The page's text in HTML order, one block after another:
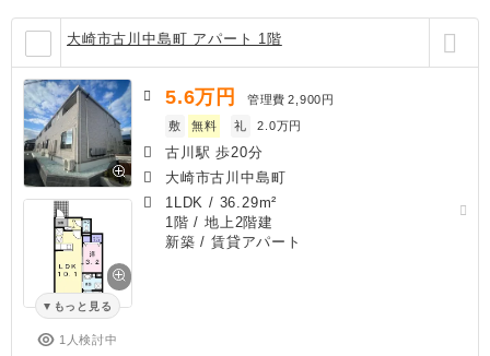
大崎市古川中島町 アパート 1階
もっと見る
1人検討中
5.6万円 管理費 2,900円
敷
無料 礼 2.0万円
古川駅 歩20分
大崎市古川中島町
1LDK / 36.29m²
1階 / 地上2階建
新築 / 賃貸アパート